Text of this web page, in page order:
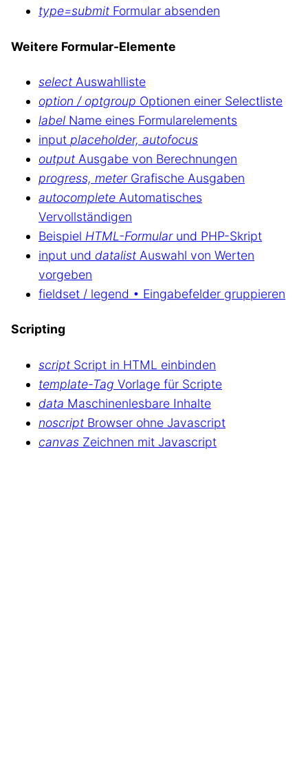
type=submit Formular absenden
Weitere Formular-Elemente
select Auswahlliste
option / optgroup Optionen einer Selectliste
label Name eines Formularelements
input placeholder, autofocus
output Ausgabe von Berechnungen
progress, meterGrafische Ausgaben
autocomplete Automatisches
Vervollständigen
Beispiel HTML-Formularund PHP-Skript
input und datalist Auswahl von Werten
vorgeben
fieldset / legend • Eingabefelder gruppieren
Scripting
script Script in HTML einbinden
template-Tag Vorlage für Scripte
data Maschinenlesbare Inhalte
noscript Browser ohne Javascript
canvas Zeichnen mit Javascript